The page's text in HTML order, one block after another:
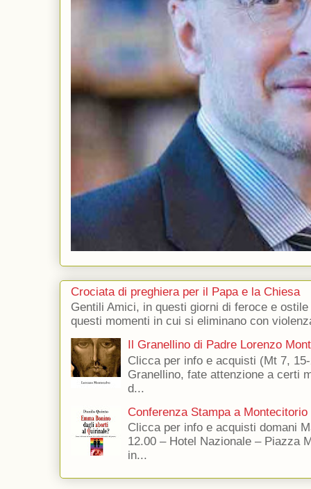
Crociata di preghiera per il Papa e la Chiesa
Gentili Amici, in questi giorni di feroce e
questi momenti in cui si eliminano con
Il Granellino di Padre Lorenzo
Clicca per info e acquisti (Mt 7,
Granellino, fate attenzione a certi
d...
Conferenza Stampa a Montecitorio
Clicca per info e acquisti domani
12.00 – Hotel Nazionale – Piazza
in...